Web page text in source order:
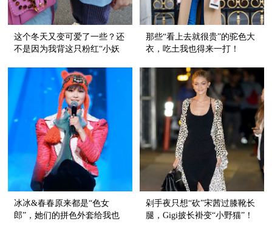
这个冬天又变可爱了一些？还
不是因为我背这只粉红“小妖
那些“看上去就很贵”的驼色大
衣，吃土我也得来一打！
冰冰&春春原来都是“色女
郎”，她们的拼色外套给我也
剁手夜只想“砍”宋茜过膝靴长
腿，Gigi披长褂变“小野猫”！